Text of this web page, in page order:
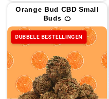
Orange Bud CBD Small
Buds 🍊
DUBBELE BESTELLINGEN